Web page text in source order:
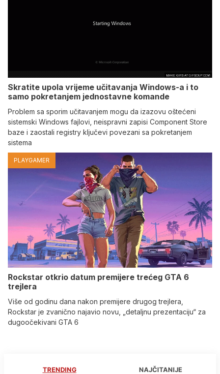
Skratite upola vrijeme učitavanja Windows-a i to
samo pokretanjem jednostavne komande
Problem sa sporim učitavanjem mogu da izazovu oštećeni
sistemski Windows fajlovi, neispravni zapisi Component Store
baze i zaostali registry ključevi povezani sa pokretanjem
sistema
PLAYGAMER
Rockstar otkrio datum premijere trećeg GTA 6
trejlera
Više od godinu dana nakon premijere drugog trejlera,
Rockstar je zvanično najavio novu, „detaljnu prezentaciju“ za
dugoočekivani GTA 6
TRENDING NAJČITANIJE